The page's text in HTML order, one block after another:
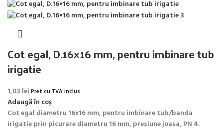
Cot egal, D.16×16 mm, pentru imbinare tub
irigatie
1,03 lei Pret cu TVA inclus
Adaugă în coș
Cot egal diametru 16x16 mm, pentru imbinare tub/banda
irigatie prin picurare diametru 16 mm, presiune joasa, PN 4.